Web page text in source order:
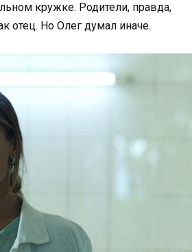
кружке. Родители, правда,
отец. Но Олег думал иначе.